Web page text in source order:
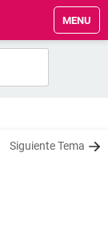
MENU
Siguiente Tema